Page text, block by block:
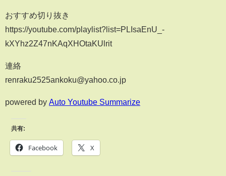
おすすめ切り抜き
https://youtube.com/playlist?list=PLIsaEnU_-
kXYhz2Z47nKAqXHOtaKUlrit
連絡
renraku2525ankoku@yahoo.co.jp
powered by Auto Youtube Summarize
共有:
Facebook X